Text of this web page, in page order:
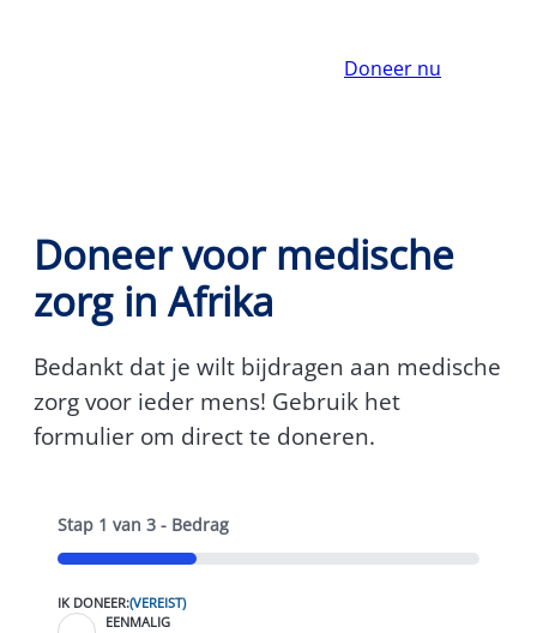
Doneer nu
Doneer voor medische
zorg in Afrika
Bedankt dat je wilt bijdragen aan medische
zorg voor ieder mens! Gebruik het
formulier om direct te doneren.
Stap 1 van 3 - Bedrag
33%
IK DONEER:(VEREIST)
EENMALIG